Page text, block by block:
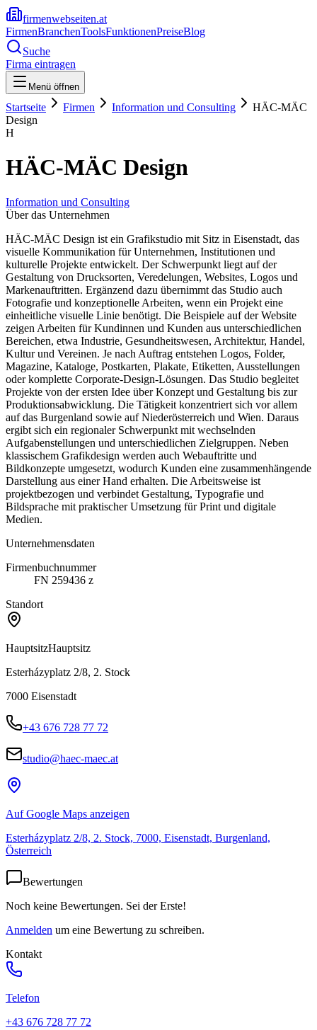
firmenwebseiten.at
FirmenBranchenToolsFunktionenPreiseBlog
Suche
Firma eintragen
Menü öffnen
Startseite Firmen Information und Consulting
HÄC-MÄC
Design
H
HÄC-MÄC Design
Information und Consulting
Über das Unternehmen
HÄC-MÄC Design ist ein Grafikstudio mit Sitz in Eisenstadt, das
visuelle Kommunikation für Unternehmen, Institutionen und
kulturelle Projekte entwickelt. Der Schwerpunkt liegt auf der
Gestaltung von Drucksorten, Veredelungen, Websites, Logos und
Markenauftritten. Ergänzend dazu übernimmt das Studio auch
Fotografie und konzeptionelle Arbeiten, wenn ein Projekt eine
einheitliche visuelle Linie benötigt. Die Beispiele auf der Website
zeigen Arbeiten für Kundinnen und Kunden aus unterschiedlichen
Bereichen, etwa Industrie, Gesundheitswesen, Architektur, Handel,
Kultur und Vereinen. Je nach Auftrag entstehen Logos, Folder,
Magazine, Kataloge, Postkarten, Plakate, Etiketten, Ausstellungen
oder komplette Corporate-Design-Lösungen. Das Studio begleitet
Projekte von der ersten Idee über Konzept und Gestaltung bis zur
Produktionsabwicklung. Die Tätigkeit konzentriert sich vor allem
auf das Burgenland sowie auf Niederösterreich und Wien. Daraus
ergibt sich ein regionaler Schwerpunkt mit wechselnden
Aufgabenstellungen und unterschiedlichen Zielgruppen. Neben
klassischem Grafikdesign werden auch Webauftritte und
Bildkonzepte umgesetzt, wodurch Kunden eine zusammenhängende
Darstellung aus einer Hand erhalten. Die Arbeitsweise ist
projektbezogen und verbindet Gestaltung, Typografie und
Bildsprache mit praktischer Umsetzung für Print und digitale
Medien.
Unternehmensdaten
Firmenbuchnummer
FN 259436 z
Standort
HauptsitzHauptsitz
Esterházyplatz 2/8, 2. Stock
7000 Eisenstadt
+43 676 728 77 72
studio@haec-maec.at
Auf Google Maps anzeigen
Esterházyplatz 2/8, 2. Stock, 7000, Eisenstadt, Burgenland,
Österreich
Bewertungen
Noch keine Bewertungen. Sei der Erste!
Anmelden um eine Bewertung zu schreiben.
Kontakt
Telefon
+43 676 728 77 72